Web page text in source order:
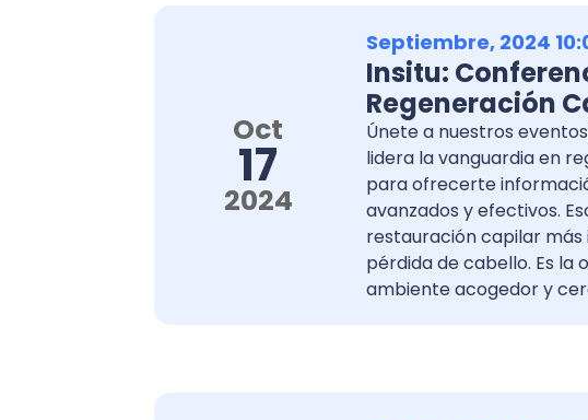
Oct
17
2024
Septiembre, 2024
Insitu:
Regeneración
Únete a nuestros
lidera la vanguardia en
para ofrecerte
avanzados y efectivos.
restauración capilar
pérdida de cabello. Es la
ambiente acogedor y